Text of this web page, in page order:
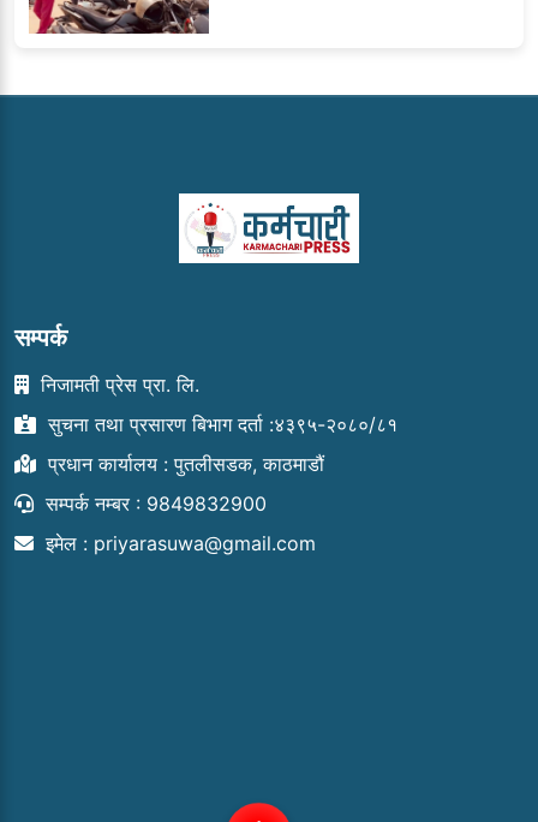
सम्पर्क
निजामती प्रेस प्रा. लि.
सुचना तथा प्रसारण बिभाग दर्ता :४३९५-२०८०/८१
प्रधान कार्यालय : पुतलीसडक, काठमाडौं
सम्पर्क नम्बर : 9849832900
इमेल : priyarasuwa@gmail.com